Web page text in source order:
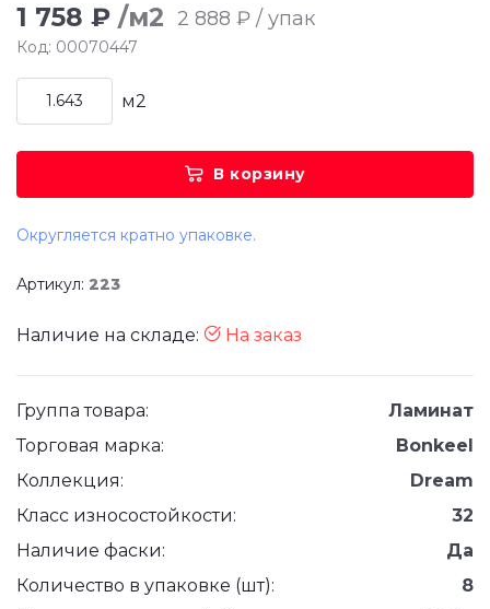
1 758 ₽ /м2 2 888 ₽ / упак
Код: 00070447
м2
В корзину
Округляется кратно упаковке.
Артикул: 223
Наличие на складе: На заказ
Группа товара:
Ламинат
Торговая марка:
Bonkeel
Коллекция:
Dream
Класс износостойкости:
32
Наличие фаски:
Да
Количество в упаковке (шт):
8